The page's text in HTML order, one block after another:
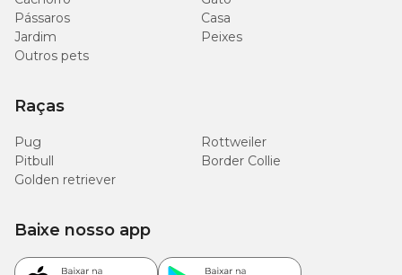
Pássaros
Casa
Jardim
Peixes
Outros pets
Raças
Pug
Rottweiler
Pitbull
Border Collie
Golden retriever
Baixe nosso app